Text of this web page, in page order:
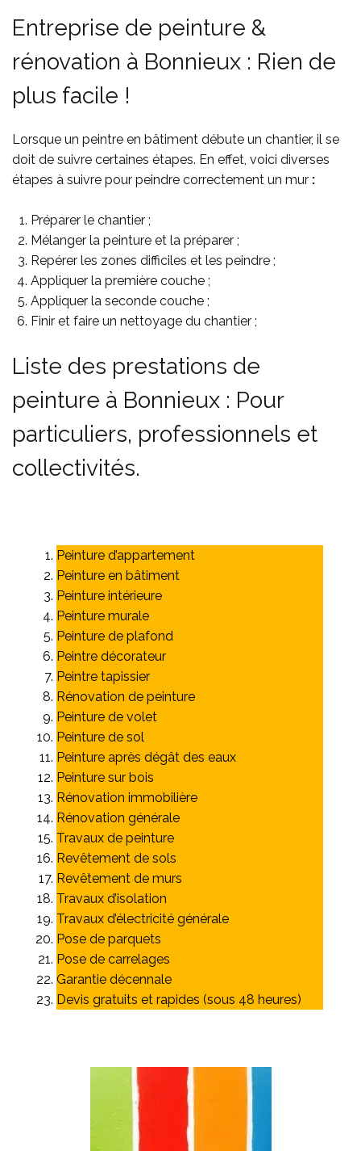
Entreprise de peinture &
rénovation à Bonnieux : Rien de
plus facile !
Lorsque un peintre en bâtiment débute un chantier, il se
doit de suivre certaines étapes. En effet, voici diverses
étapes à suivre pour peindre correctement un mur :
Préparer le chantier ;
Mélanger la peinture et la préparer ;
Repérer les zones difficiles et les peindre ;
Appliquer la première couche ;
Appliquer la seconde couche ;
Finir et faire un nettoyage du chantier ;
Liste des prestations de
peinture à Bonnieux : Pour
particuliers, professionnels et
collectivités.
Peinture d’appartement
Peinture en bâtiment
Peinture intérieure
Peinture murale
Peinture de plafond
Peintre décorateur
Peintre tapissier
Rénovation de peinture
Peinture de volet
Peinture de sol
Peinture après dégât des eaux
Peinture sur bois
Rénovation immobilière
Rénovation générale
Travaux de peinture
Revêtement de sols
Revêtement de murs
Travaux d’isolation
Travaux d’électricité générale
Pose de parquets
Pose de carrelages
Garantie décennale
Devis gratuits et rapides (sous 48 heures)